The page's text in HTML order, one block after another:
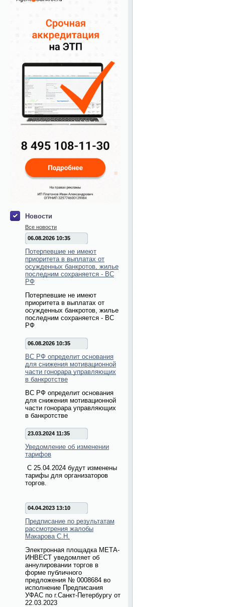
Новости
Все новости
06.08.2026 10:35
Потерпевшие не имеют
приоритета в выплатах от
осужденных банкротов, жилье
последним сохраняется - ВС
РФ
Потерпевшие не имеют
приоритета в выплатах от
осужденных банкротов, жилье
последним сохраняется - ВС
РФ
06.08.2026 10:35
ВС РФ определит основания
для снижения мотивационной
части гонорара управляющих
в банкротстве
ВС РФ определит основания
для снижения мотивационной
части гонорара управляющих
в банкротстве
23.03.2024 11:35
Уведомление об изменении
тарифов
С 25.04.2024 будут изменены
тарифы для организаторов
торгов.
04.04.2023 13:10
Предписание по результатам
рассмотрения жалобы
Макарова С.Н.
Электронная площадка МЕТА-
ИНВЕСТ уведомляет об
аннулировании торгов в
форме публичного
предложения № 0008684 во
исполнение Предписания
УФАС по г.Санкт-Петербургу от
22.03.2023